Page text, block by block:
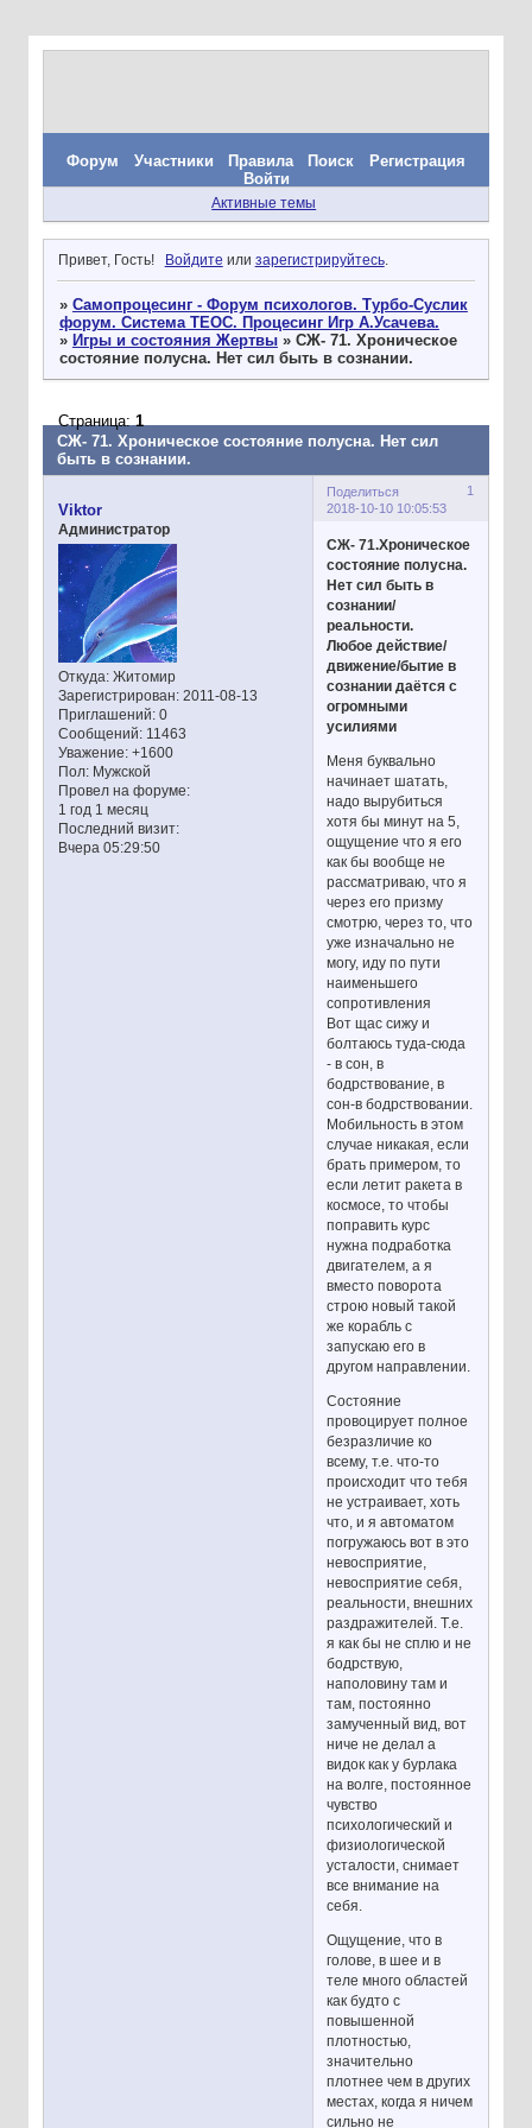
Форум Участники Правила Поиск
Регистрация
Войти
Активные темы
Привет, Гость! Войдите или зарегистрируйтесь.
» Самопроцесинг - Форум психологов. Турбо-Суслик
форум. Система ТЕОС. Процесинг Игр А.Усачева.
» Игры и состояния Жертвы » СЖ- 71. Хроническое
состояние полусна. Нет сил быть в сознании.
СЖ- 71. Хроническое состояние полусна. Нет сил
быть в сознании.
Страница:1
Поделиться
1
2018-10-10 10:05:53
Viktor
Администратор
Откуда:Житомир
Зарегистрирован: 2011-08-13
Приглашений:0
Сообщений:11463
Уважение: +1600
Пол:Мужской
Провел на форуме:
1 год 1 месяц
Последний визит:
Вчера 05:29:50
СЖ- 71.Хроническое
состояние полусна.
Нет сил быть в
сознании/
реальности.
Любое действие/
движение/бытие в
сознании даётся с
огромными
усилиями
Меня буквально
начинает шатать,
надо вырубиться
хотя бы минут на 5,
ощущение что я его
как бы вообще не
рассматриваю, что я
через его призму
смотрю, через то, что
уже изначально не
могу, иду по пути
наименьшего
сопротивления
Вот щас сижу и
болтаюсь туда-сюда
- в сон, в
бодрствование, в
сон-в бодрствовании.
Мобильность в этом
случае никакая, если
брать примером, то
если летит ракета в
космосе, то чтобы
поправить курс
нужна подработка
двигателем, а я
вместо поворота
строю новый такой
же корабль с
запускаю его в
другом направлении.
Состояние
провоцирует полное
безразличие ко
всему, т.е. что-то
происходит что тебя
не устраивает, хоть
что, и я автоматом
погружаюсь вот в это
невосприятие,
невосприятие себя,
реальности, внешних
раздражителей. Т.е.
я как бы не сплю и не
бодрствую,
наполовину там и
там, постоянно
замученный вид, вот
ниче не делал а
видок как у бурлака
на волге, постоянное
чувство
психологический и
физиологической
усталости, снимает
все внимание на
себя.
Ощущение, что в
голове, в шее и в
теле много областей
как будто с
повышенной
плотностью,
значительно
плотнее чем в других
местах, когда я ничем
сильно не